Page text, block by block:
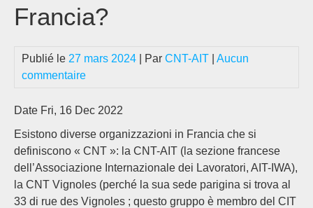
Francia?
Publié le 27 mars 2024 | Par CNT-AIT
Aucun
commentaire
Date Fri, 16 Dec 2022
Esistono diverse organizzazioni in Francia che si
definiscono « CNT »: la CNT-AIT (la sezione francese
dell’Associazione Internazionale dei Lavoratori, AIT-IWA),
la CNT Vignoles (perché la sua sede parigina si trova al
33 di rue des Vignoles ; questo gruppo è membro del CIT